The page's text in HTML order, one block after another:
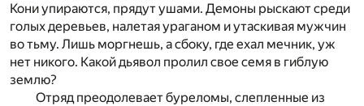
Кони упираются, прядут ушами. Демоны рыскают среди
голых деревьев, налетая ураганом и утаскивая мужчин
во тьму. Лишь моргнешь, а сбоку, где ехал мечник, уж
нет никого. Какой дьявол пролил свое семя в гиблую
землю?
Отряд преодолевает буреломы, слепленные из